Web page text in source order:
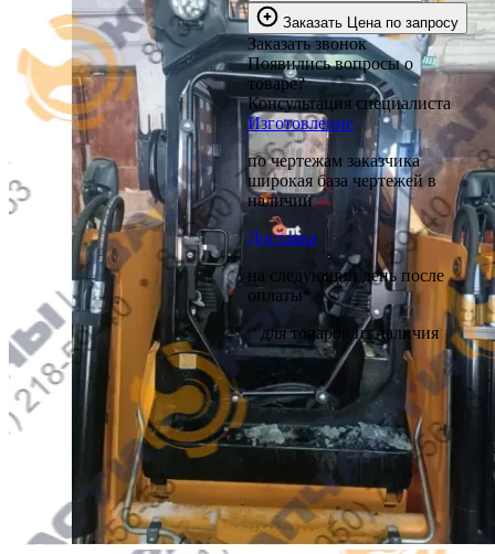
Заказать Цена по запросу
Заказать звонок
Появились вопросы о
товаре?
Консультация специалиста
Изготовление
по чертежам заказчика
широкая база чертежей в
наличии
Доставка
на следующий день после
оплаты*
* для товаров из наличия